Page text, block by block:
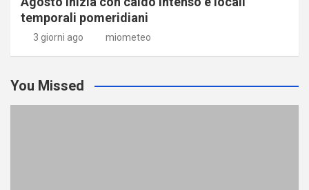
temporali pomeridiani
3 giorni ago miometeo
You Missed